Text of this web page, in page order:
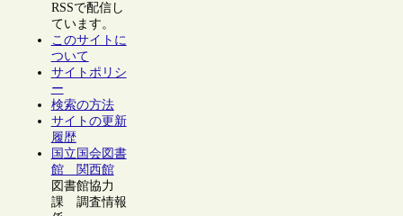
RSSで配信し
ています。
このサイトに
ついて
サイトポリシ
ー
検索の方法
サイトの更新
履歴
国立国会図書
館 関西館
図書館協力
課 調査情報